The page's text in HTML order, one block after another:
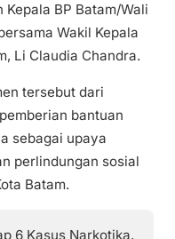
BP Batam/Wali
Wakil Kepala
Li Claudia Chandra.
tersebut dari
bantuan
sebagai upaya
perlindungan sosial
Batam.
6 Kasus Narkotika,